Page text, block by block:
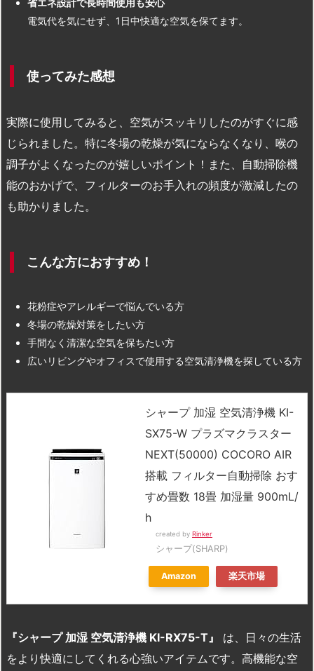
省エネ設計で長時間使用も安心
電気代を気にせず、1日中快適な空気を保てます。
使ってみた感想
実際に使用してみると、空気がスッキリしたのがすぐに感
じられました。特に冬場の乾燥が気にならなくなり、喉の
調子がよくなったのが嬉しいポイント！また、自動掃除機
能のおかげで、フィルターのお手入れの頻度が激減したの
も助かりました。
こんな方におすすめ！
花粉症やアレルギーで悩んでいる方
冬場の乾燥対策をしたい方
手間なく清潔な空気を保ちたい方
広いリビングやオフィスで使用する空気清浄機を探している方
シャープ 加湿 空気清浄機 KI-
SX75-W プラズマクラスター
NEXT(50000) COCORO AIR
搭載 フィルター自動掃除 おす
すめ畳数 18畳 加湿量 900mL/
h
created by Rinker
シャープ(SHARP)
Amazon 楽天市場
『シャープ 加湿 空気清浄機 KI-RX75-T』
は、日々の生活
をより快適にしてくれる心強いアイテムです。高機能な空